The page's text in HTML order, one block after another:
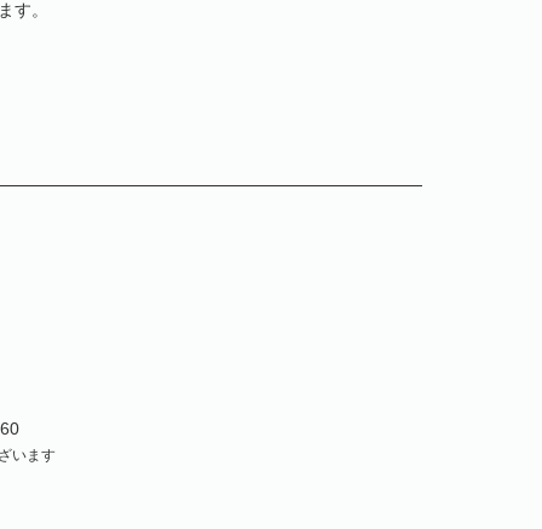
す。
います